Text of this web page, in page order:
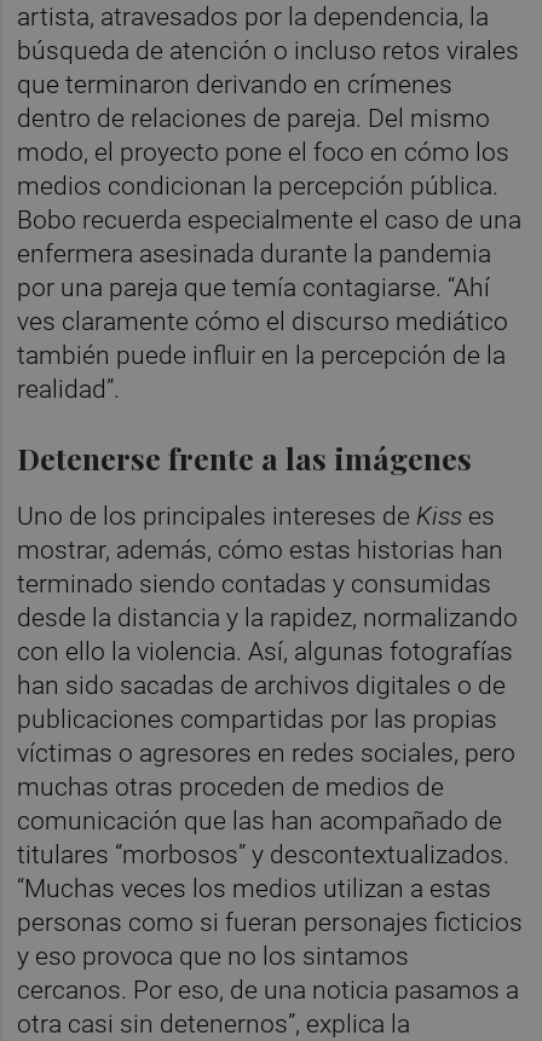
artista, atravesados por la dependencia, la
búsqueda de atención o incluso retos virales
que terminaron derivando en crímenes
dentro de relaciones de pareja. Del mismo
modo, el proyecto pone el foco en cómo los
medios condicionan la percepción pública.
Bobo recuerda especialmente el caso de una
enfermera asesinada durante la pandemia
por una pareja que temía contagiarse. “Ahí
ves claramente cómo el discurso mediático
también puede influir en la percepción de la
realidad”.
Detenerse frente a las imágenes
Uno de los principales intereses de Kiss es
mostrar, además, cómo estas historias han
terminado siendo contadas y consumidas
desde la distancia y la rapidez, normalizando
con ello la violencia. Así, algunas fotografías
han sido sacadas de archivos digitales o de
publicaciones compartidas por las propias
víctimas o agresores en redes sociales, pero
muchas otras proceden de medios de
comunicación que las han acompañado de
titulares “morbosos” y descontextualizados.
“Muchas veces los medios utilizan a estas
personas como si fueran personajes ficticios
y eso provoca que no los sintamos
cercanos. Por eso, de una noticia pasamos a
otra casi sin detenernos”, explica la